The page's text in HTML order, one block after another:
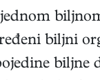
biljni
biljne